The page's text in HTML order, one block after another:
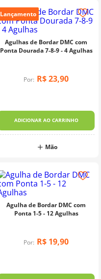
Lançamento
Agulhas de Bordar DMC com
Ponta Dourada 7-8-9 - 4 Agulhas
Por: R$23,90
ADICIONAR AO CARRINHO
Mão
Agulha de Bordar DMC com
Ponta 1-5 - 12 Agulhas
Por: R$ 19,90